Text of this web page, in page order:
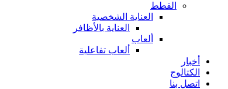
القطط
العناية الشخصية
العناية بالأظافر
ألعاب
ألعاب تفاعلية
أخبار
الكتالوج
اتصل بنا